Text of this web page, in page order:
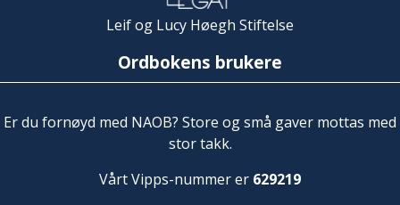
Leif og Lucy Høegh Stiftelse
Ordbokens brukere
Er du fornøyd med NAOB? Store og små gaver mottas med
stor takk.
Vårt Vipps-nummer er 629219